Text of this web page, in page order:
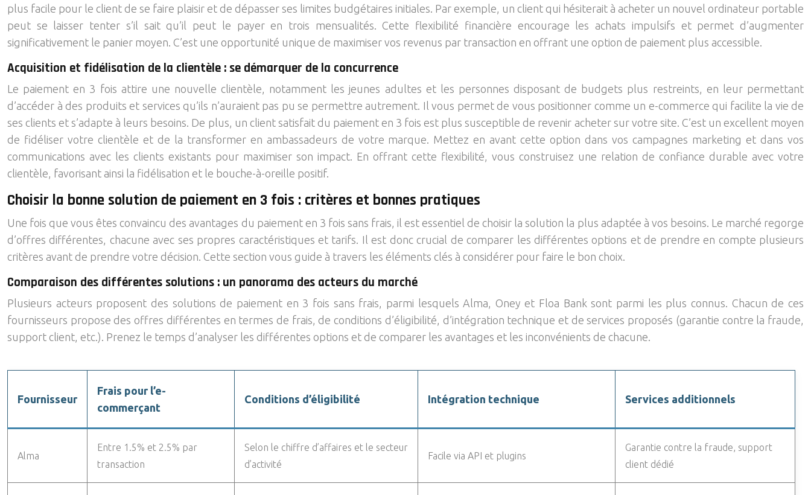
plus facile pour le client de se faire plaisir et de dépasser ses limites budgétaires initiales. Par exemple, un client qui hésiterait à acheter un nouvel ordinateur portable
peut se laisser tenter s’il sait qu’il peut le payer en trois mensualités. Cette flexibilité financière encourage les achats impulsifs et permet d’augmenter
significativement le panier moyen. C’est une opportunité unique de maximiser vos revenus par transaction en offrant une option de paiement plus accessible.
Acquisition et fidélisation de la clientèle : se démarquer de la concurrence
Le paiement en 3 fois attire une nouvelle clientèle, notamment les jeunes adultes et les personnes disposant de budgets plus restreints, en leur permettant
d’accéder à des produits et services qu’ils n’auraient pas pu se permettre autrement. Il vous permet de vous positionner comme un e-commerce qui facilite la vie de
ses clients et s’adapte à leurs besoins. De plus, un client satisfait du paiement en 3 fois est plus susceptible de revenir acheter sur votre site. C’est un excellent moyen
de fidéliser votre clientèle et de la transformer en ambassadeurs de votre marque. Mettez en avant cette option dans vos campagnes marketing et dans vos
communications avec les clients existants pour maximiser son impact. En offrant cette flexibilité, vous construisez une relation de confiance durable avec votre
clientèle, favorisant ainsi la fidélisation et le bouche-à-oreille positif.
Choisir la bonne solution de paiement en 3 fois : critères et bonnes pratiques
Une fois que vous êtes convaincu des avantages du paiement en 3 fois sans frais, il est essentiel de choisir la solution la plus adaptée à vos besoins. Le marché regorge
d’offres différentes, chacune avec ses propres caractéristiques et tarifs. Il est donc crucial de comparer les différentes options et de prendre en compte plusieurs
critères avant de prendre votre décision. Cette section vous guide à travers les éléments clés à considérer pour faire le bon choix.
Comparaison des différentes solutions : un panorama des acteurs du marché
Plusieurs acteurs proposent des solutions de paiement en 3 fois sans frais, parmi lesquels Alma, Oney et Floa Bank sont parmi les plus connus. Chacun de ces
fournisseurs propose des offres différentes en termes de frais, de conditions d’éligibilité, d’intégration technique et de services proposés (garantie contre la fraude,
support client, etc.). Prenez le temps d’analyser les différentes options et de comparer les avantages et les inconvénients de chacune.
Fournisseur
Frais pour l’e-
commerçant
Conditions d’éligibilité Intégration technique Services additionnels
Alma
Entre 1.5% et 2.5% par
transaction
Selon le chiffre d’affaires et le secteur
d’activité
Facile via API et plugins
Garantie contre la fraude, support
client dédié